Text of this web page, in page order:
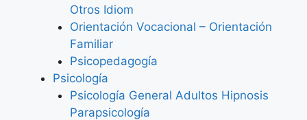
Otros Idiom
Orientación Vocacional – Orientación
Familiar
Psicopedagogía
Psicología
Psicología General Adultos Hipnosis
Parapsicología